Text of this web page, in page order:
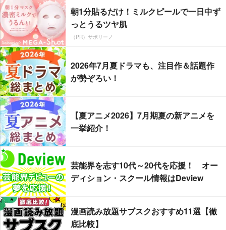
朝1分貼るだけ！ミルクピールで一日中ず
っとうるツヤ肌
（PR）サボリーノ
2026年7月夏ドラマも、注目作＆話題作
が勢ぞろい！
【夏アニメ2026】7月期夏の新アニメを
一挙紹介！
芸能界を志す10代～20代を応援！ オー
ディション・スクール情報はDeview
漫画読み放題サブスクおすすめ11選【徹
底比較】